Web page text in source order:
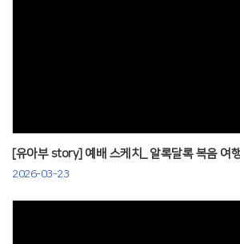
2026-03-23